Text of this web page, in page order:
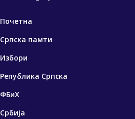
Почетна
Српска памти
Избори
Република Српска
ФБиХ
Србија